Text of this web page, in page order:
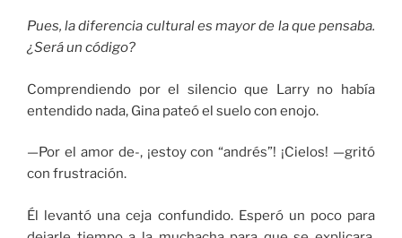
Pues, la diferencia cultural es mayor de la que pensaba.
¿Será un código?
Comprendiendo por el silencio que Larry no había
entendido nada, Gina pateó el suelo con enojo.
—Por el amor de-, ¡estoy con “andrés”! ¡Cielos! —gritó
con frustración.
Él levantó una ceja confundido. Esperó un poco para